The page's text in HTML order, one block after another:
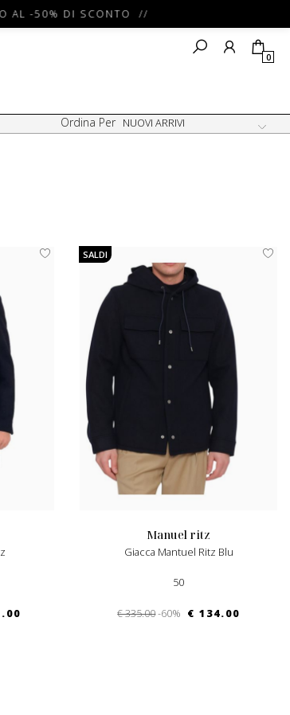
AL -50% DI SCONTO //
0
Ordina Per
SALDI
manuel ritz
Giacca Mantuel Ritz Blu
50
€ 335.00-60% € 134.00